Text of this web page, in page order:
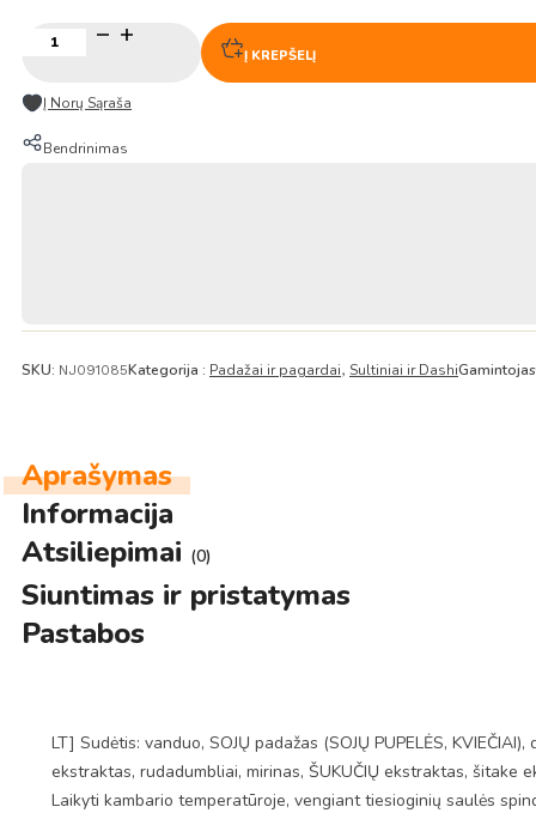
kiekis:
Shiro-
dashi
sriubos
Į KREPŠELĮ
Į Norų Sąraša
Bendrinimas
SKU: NJ091085Kategorija : Padažai ir pagardai, Sultiniai ir Dashi
Aprašymas
Informacija
Atsiliepimai (0)
Siuntimas ir pristatymas
Pastabos
LT] Sudėtis: vanduo, SOJŲ padažas (SOJŲ PUPELĖS,
ekstraktas, rudadumbliai, mirinas, ŠUKUČIŲ ekstraktas, šitake
Laikyti kambario temperatūroje, vengiant tiesioginių saulės